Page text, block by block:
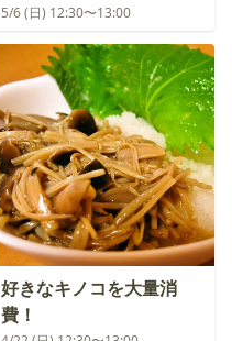
5/6 (日) 12:30〜13:00
好きなキノコを大量消
費！